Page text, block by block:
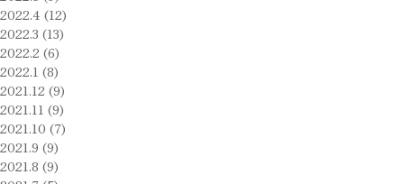
2022.4 (12)
2022.3 (13)
2022.2 (6)
2022.1 (8)
2021.12 (9)
2021.11 (9)
2021.10 (7)
2021.9 (9)
2021.8 (9)